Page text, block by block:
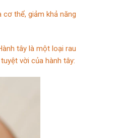
thể, giảm khả năng
tây là một loại rau
vời của hành tây: